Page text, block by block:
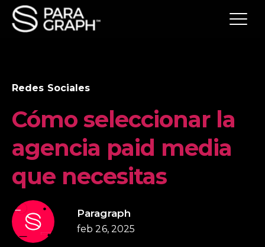
Redes Sociales
Cómo seleccionar la
agencia paid media
que necesitas
Paragraph
feb 26, 2025